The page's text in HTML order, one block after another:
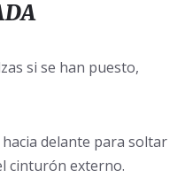
si se han puesto,
delante para soltar
cinturón externo.